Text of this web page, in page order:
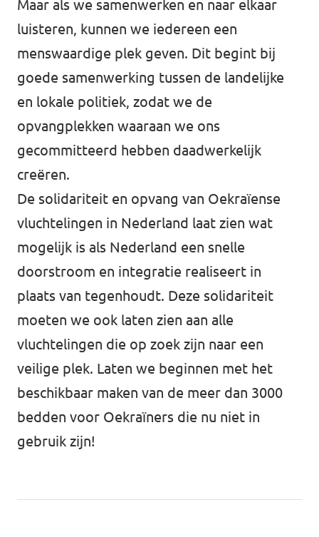
Maar als we samenwerken en naar elkaar
luisteren, kunnen we iedereen een
menswaardige plek geven. Dit begint bij
goede samenwerking tussen de landelijke
en lokale politiek, zodat we de
opvangplekken waaraan we ons
gecommitteerd hebben daadwerkelijk
creëren.
De solidariteit en opvang van Oekraïense
vluchtelingen in Nederland laat zien wat
mogelijk is als Nederland een snelle
doorstroom en integratie realiseert in
plaats van tegenhoudt. Deze solidariteit
moeten we ook laten zien aan alle
vluchtelingen die op zoek zijn naar een
veilige plek. Laten we beginnen met het
beschikbaar maken van de meer dan 3000
bedden voor Oekraïners die nu niet in
gebruik zijn!